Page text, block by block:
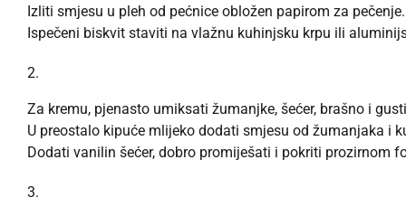
Izliti smjesu u pleh od pećnice obložen papirom za pečenje.
Ispečeni biskvit staviti na vlažnu kuhinjsku krpu ili
Za kremu, pjenasto umiksati žumanjke, šećer, brašno i
U preostalo kipuće mlijeko dodati smjesu od žumanjaka i
Dodati vanilin šećer, dobro promiješati i pokriti prozirnom